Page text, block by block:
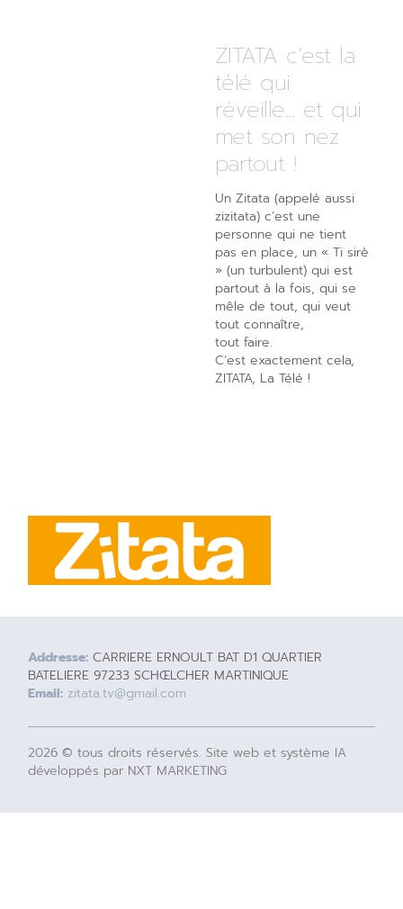
ZITATA c’est la
télé qui
réveille... et qui
met son nez
partout !
Un Zitata (appelé aussi
zizitata) c’est une
personne qui ne tient
pas en place, un « Ti sirè
» (un turbulent) qui est
partout à la fois, qui se
mêle de tout, qui veut
tout connaître,
tout faire.
C’est exactement cela,
ZITATA, La Télé !
Addresse: CARRIERE ERNOULT BAT D1 QUARTIER
BATELIERE 97233 SCHŒLCHER MARTINIQUE
Email: zitata.tv@gmail.com
2026 © tous droits réservés. Site web et système IA
développés par NXT MARKETING